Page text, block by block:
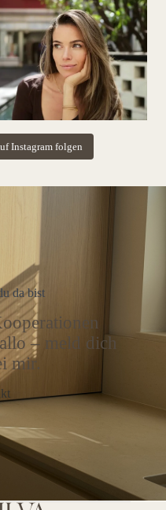
Instagram folgen
da bist
– meld dich
mir.